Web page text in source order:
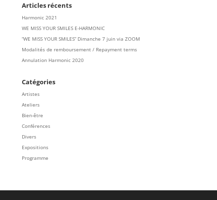
Articles récents
Harmonic 2021
WE MISS YOUR SMILES E-HARMONIC
“WE MISS YOUR SMILES” Dimanche 7 juin via ZOOM
Modalités de remboursement / Repayment terms
Annulation Harmonic 2020
Catégories
Artistes
Ateliers
Bien-être
Conférences
Divers
Expositions
Programme